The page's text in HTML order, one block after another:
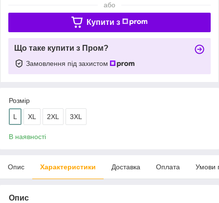
або
Купити з
Що таке купити з Пром?
Замовлення під захистом
Розмір
L XL 2XL 3XL
В наявності
Опис Характеристики Доставка Оплата Умови
Опис